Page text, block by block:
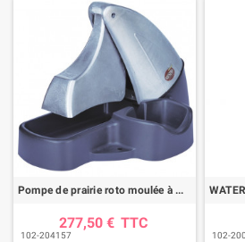
Pompe de prairie roto moulée à membrane 1 bovin adulte et 1 veau
277,50 € TTC
102-204157 102-